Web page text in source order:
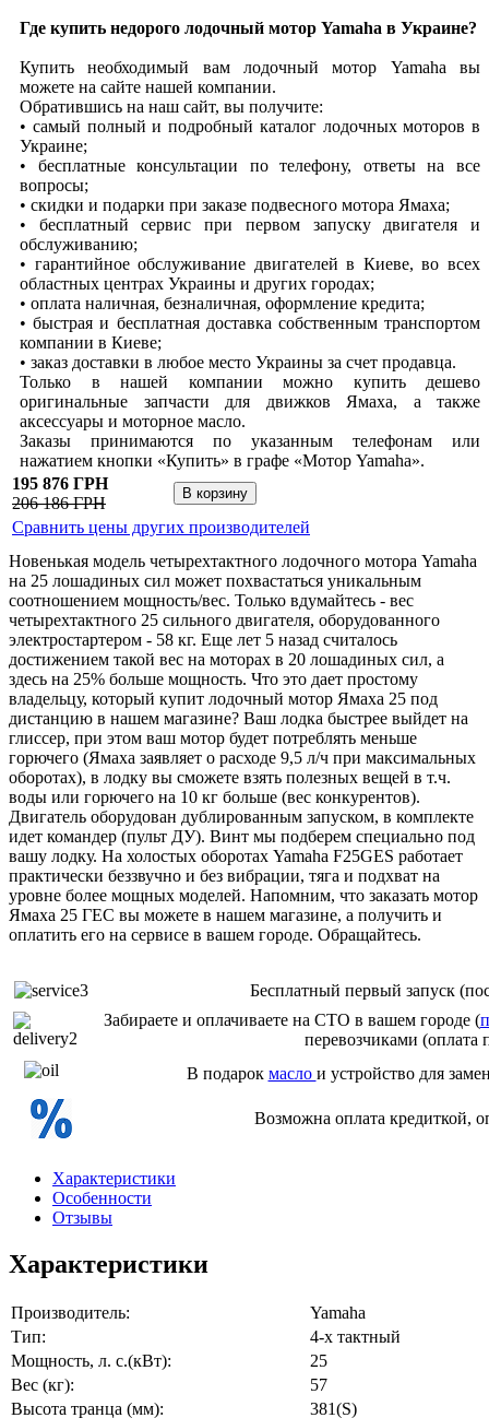
Где купить недорого лодочный мотор Yamaha в Украине?
Купить необходимый вам лодочный мотор Yamaha вы
можете на сайте нашей компании.
Обратившись на наш сайт, вы получите:
• самый полный и подробный каталог лодочных моторов в
Украине;
• бесплатные консультации по телефону, ответы на все
вопросы;
• скидки и подарки при заказе подвесного мотора Ямаха;
• бесплатный сервис при первом запуску двигателя и
обслуживанию;
• гарантийное обслуживание двигателей в Киеве, во всех
областных центрах Украины и других городах;
• оплата наличная, безналичная, оформление кредита;
• быстрая и бесплатная доставка собственным транспортом
компании в Киеве;
• заказ доставки в любое место Украины за счет продавца.
Только в нашей компании можно купить дешево
оригинальные запчасти для движков Ямаха, а также
аксессуары и моторное масло.
Заказы принимаются по указанным телефонам или
нажатием кнопки «Купить» в графе «Мотор Yamaha».
195 876 ГРН
206 186 ГРН
Сравнить цены других производителей
Новенькая модель четырехтактного лодочного мотора Yamaha
на 25 лошадиных сил может похвастаться уникальным
соотношением мощность/вес. Только вдумайтесь - вес
четырехтактного 25 сильного двигателя, оборудованного
электростартером - 58 кг. Еще лет 5 назад считалось
достижением такой вес на моторах в 20 лошадиных сил, а
здесь на 25% больше мощность. Что это дает простому
владельцу, который купит лодочный мотор Ямаха 25 под
дистанцию в нашем магазине? Ваш лодка быстрее выйдет на
глиссер, при этом ваш мотор будет потреблять меньше
горючего (Ямаха заявляет о расходе 9,5 л/ч при максимальных
оборотах), в лодку вы сможете взять полезных вещей в т.ч.
воды или горючего на 10 кг больше (вес конкурентов).
Двигатель оборудован дублированным запуском, в комплекте
идет командер (пульт ДУ). Винт мы подберем специально под
вашу лодку. На холостых оборотах Yamaha F25GES работает
практически беззвучно и без вибрации, тяга и подхват на
уровне более мощных моделей. Напомним, что заказать мотор
Ямаха 25 ГЕС вы можете в нашем магазине, а получить и
оплатить его на сервисе в вашем городе. Обращайтесь.
Бесплатный первый запуск
Забираете и оплачиваете на СТО в вашем городе (
перевозчиками (оплата
В подарок масло и устройство для
Возможна оплата кредиткой,
Характеристики
Особенности
Отзывы
Характеристики
Производитель:
Yamaha
Тип:
4-х тактный
Мощность, л. с.(кВт):
25
Вес (кг):
57
Высота транца (мм):
381(S)